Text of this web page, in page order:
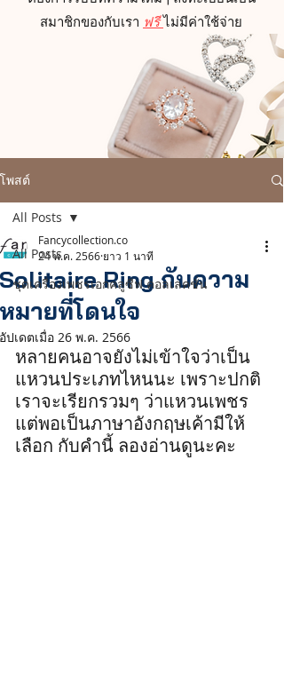
สมาชิกของกับเรา ฟรีไม่มีค่าใช้จ่าย
โพสต์
All Posts
ชุดเครื่องเพชรเอกคลูซีฟ คอลเลคชั่น
All Posts
Solitaire Ring กับความ
หมายที่โดนใจ
Fancycollection.co
24 พ.ค. 2566 ยาว 1 นาที
อัปเดตเมื่อ 26 พ.ค. 2566
หลายคนอาจยังไม่เข้าใจว่าเป็น
แหวนประเภทไหนนะ เพราะปกติ
เราจะเรียกรวมๆ ว่าแหวนเพชร
แต่พอเป็นภาษาอังกฤษเค้ามีให้
เลือก กับคำนี้ ลองอ่านดูนะคะ